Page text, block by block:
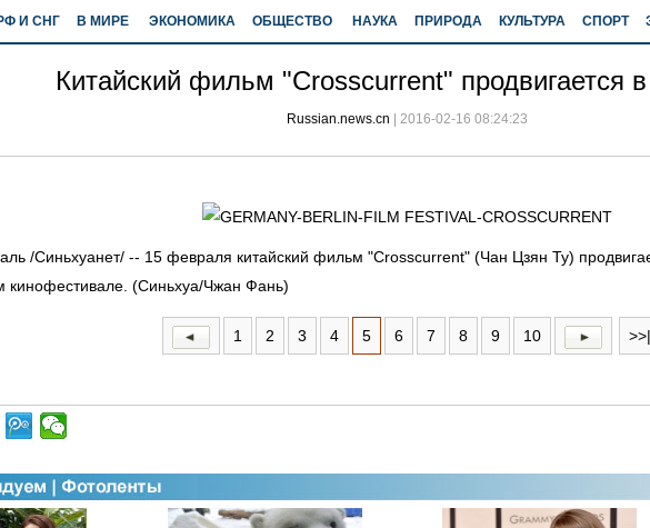
И СНГ В МИРЕ ЭКОНОМИКА ОБЩЕСТВО НАУКА ПРИРОДА КУЛЬТУРА СПОРТ
Китайский фильм "Crosscurrent" продвигается
Russian.news.cn 2016-02-16 08:24:23
/Синьхуанет/ -- 15 февраля китайский фильм "Crosscurrent" (Чан Цзян Ту)
кинофестивале. (Синьхуа/Чжан Фань)
1 2 3 4 5 6 7 8 9 10 >>|